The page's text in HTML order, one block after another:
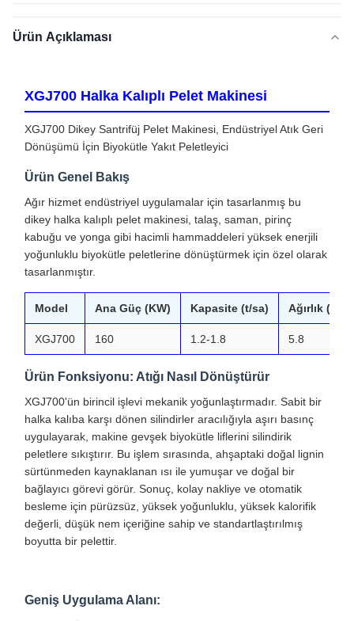
Ürün Açıklaması
XGJ700 Halka Kalıplı Pelet Makinesi
XGJ700 Dikey Santrifüj Pelet Makinesi, Endüstriyel Atık Geri
Dönüşümü İçin Biyokütle Yakıt Peletleyici
Ürün Genel Bakış
Ağır hizmet endüstriyel uygulamalar için tasarlanmış bu
dikey halka kalıplı pelet makinesi, talaş, saman, pirinç
kabuğu ve yonga gibi hacimli hammaddeleri yüksek enerjili
yoğunluklu biyokütle peletlerine dönüştürmek için özel olarak
tasarlanmıştır.
Model Ana Güç (KW) Kapasite (t/sa) Ağırlık (T)
XGJ700 160 1.2-1.8 5.8
Ürün Fonksiyonu: Atığı Nasıl Dönüştürür
XGJ700'ün birincil işlevi mekanik yoğunlaştırmadır. Sabit bir
halka kalıba karşı dönen silindirler aracılığıyla aşırı basınç
uygulayarak, makine gevşek biyokütle liflerini silindirik
peletlere sıkıştırır. Bu işlem sırasında, ahşaptaki doğal lignin
sürtünmeden kaynaklanan ısı ile yumuşar ve doğal bir
bağlayıcı görevi görür. Sonuç, kolay nakliye ve otomatik
besleme için pürüzsüz, yüksek yoğunluklu, yüksek kalorifik
değerli, düşük nem içeriğine sahip ve standartlaştırılmış
boyutta bir pelettir.
Geniş Uygulama Alanı: